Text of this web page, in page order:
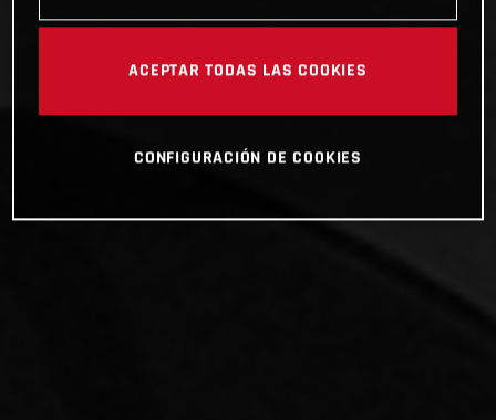
ACEPTAR TODAS LAS COOKIES
CONFIGURACIÓN DE COOKIES